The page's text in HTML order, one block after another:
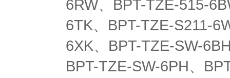
6RW、BPT-TZE-515-
6TK、BPT-TZE-S211-
6XK、BPT-TZE-SW-
BPT-TZE-SW-6PH、